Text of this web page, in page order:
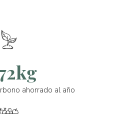
ahorrado al año